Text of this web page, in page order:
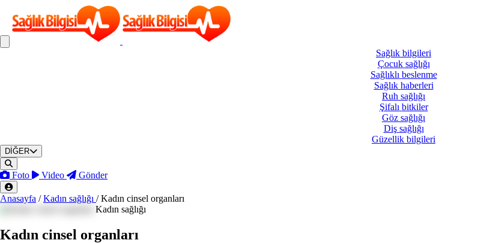
Sağlık bilgileri
Çocuk sağlığı
Sağlıklı beslenme
Sağlık haberleri
Ruh sağlığı
Şifalı bitkiler
Göz sağlığı
Diş sağlığı
Güzellik bilgileri
DİĞER
Foto Video Gönder
Anasayfa / Kadın sağlığı / Kadın cinsel organları
Kadın sağlığı
Kadın cinsel organları